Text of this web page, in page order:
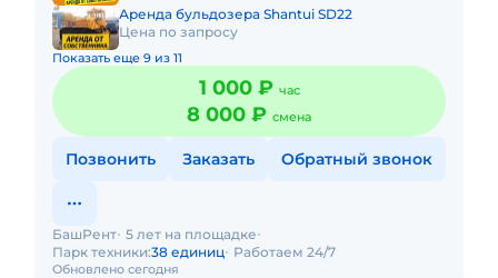
Аренда бульдозера Shantui SD22
Цена по запросу
Показать еще 9 из 11
1 000 ₽ час
8 000 ₽ смена
Позвонить Заказать Обратный звонок
Обновлено сегодня
БашРент 5 лет на площадке
Парк техники:38 единиц Работаем 24/7